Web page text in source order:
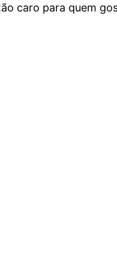
caro para quem